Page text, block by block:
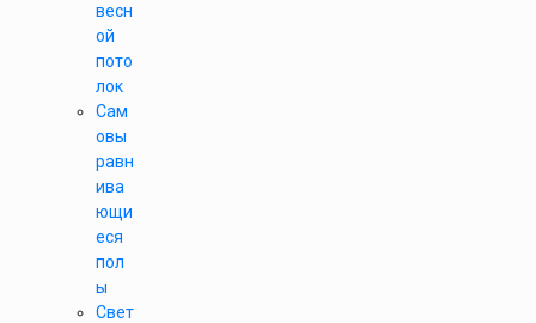
весн
ой
пото
лок
Сам
овы
равн
ива
ющи
еся
пол
ы
Свет